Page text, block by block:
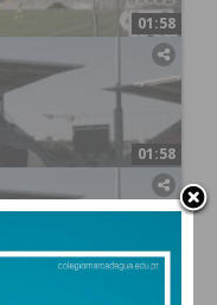
01:58
que equipa
mais forte"
01:58
equipa
mais forte"